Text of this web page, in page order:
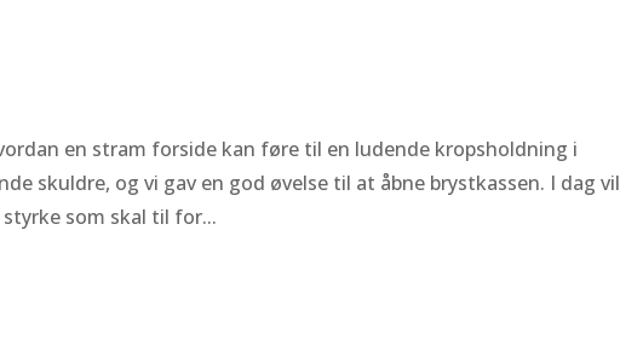
en stram forside kan føre til en ludende kropsholdning i
skuldre, og vi gav en god øvelse til at åbne brystkassen. I dag vil
som skal til for...